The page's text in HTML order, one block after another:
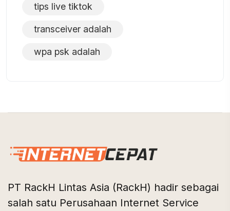
tips live tiktok
transceiver adalah
wpa psk adalah
PT RackH Lintas Asia (RackH) hadir sebagai
salah satu Perusahaan Internet Service